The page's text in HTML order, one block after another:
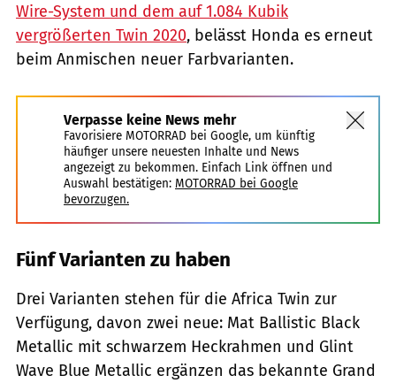
Wire-System und dem auf 1.084 Kubik
vergrößerten Twin 2020, belässt Honda es erneut
beim Anmischen neuer Farbvarianten.
Verpasse keine News mehr
Favorisiere MOTORRAD bei Google, um künftig
häufiger unsere neuesten Inhalte und News
angezeigt zu bekommen. Einfach Link öffnen und
Auswahl bestätigen: MOTORRAD bei Google
bevorzugen.
Fünf Varianten zu haben
Drei Varianten stehen für die Africa Twin zur
Verfügung, davon zwei neue: Mat Ballistic Black
Metallic mit schwarzem Heckrahmen und Glint
Wave Blue Metallic ergänzen das bekannte Grand